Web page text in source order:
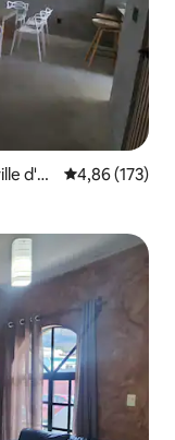
d'O
Évaluation
4,86 (173)